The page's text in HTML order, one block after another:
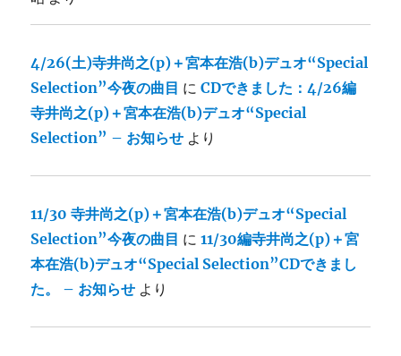
4/26(土)寺井尚之(p)＋宮本在浩(b)デュオ“Special
Selection”今夜の曲目 にCDできました：4/26編
寺井尚之(p)＋宮本在浩(b)デュオ“Special
Selection” – お知らせ より
11/30 寺井尚之(p)＋宮本在浩(b)デュオ“Special
Selection”今夜の曲目 に11/30編寺井尚之(p)＋宮
本在浩(b)デュオ“Special Selection”CDできまし
た。 – お知らせ より